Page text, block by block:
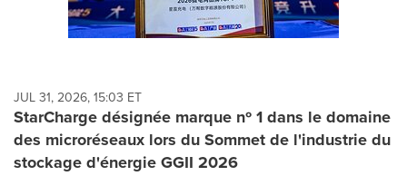
JUL 31, 2026, 15:03 ET
StarCharge désignée marque nº 1 dans le domaine
des microréseaux lors du Sommet de l'industrie du
stockage d'énergie GGII 2026